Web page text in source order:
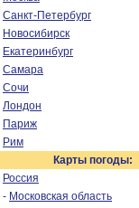
Санкт-Петербург
Новосибирск
Екатеринбург
Самара
Сочи
Лондон
Париж
Рим
Карты погоды:
Россия
- Московская область